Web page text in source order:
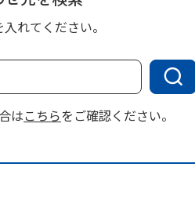
れてください。
はこちらをご確認ください。